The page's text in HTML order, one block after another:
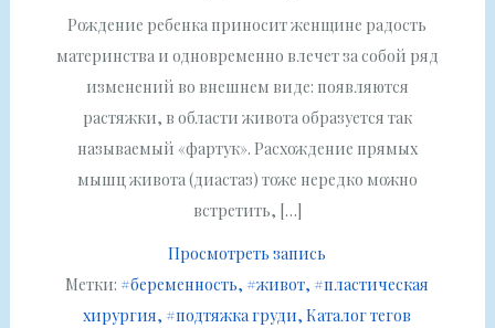
Рождение ребенка приносит женщине радость
материнства и одновременно влечет за собой ряд
изменений во внешнем виде: появляются
растяжки, в области живота образуется так
называемый «фартук». Расхождение прямых
мышц живота (диастаз) тоже нередко можно
встретить, […]
Просмотреть запись
Метки: #беременность #живот #пластическая
хирургия #подтяжка груди Каталог тегов